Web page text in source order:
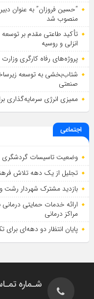
“حسین فروزان” به عنوان
منصوب شد
تأكید طاعتی مقدم بر
انزلی و روسیه
پروژه‌های رفاه کارگری
شتاب‌بخشی به توسعه
صنعتی
ممیزی انرژی سرمایه‌گذاری
اجتماعی
وضعیت تاسیسات گردشگری
تجلیل از یک دهه تلاش
بازدید مشترک شهردار رشت
ارائه خدمات حمایتی درمانی
مراکز درمانی
پایان انتظار دو دهه‌ای برای
شـماره